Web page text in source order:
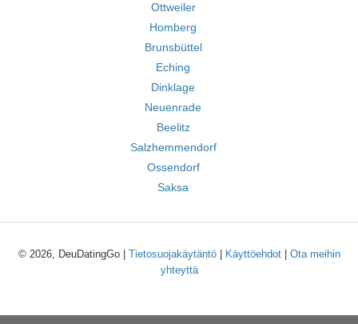
Ottweiler
Homberg
Brunsbüttel
Eching
Dinklage
Neuenrade
Beelitz
Salzhemmendorf
Ossendorf
Saksa
© 2026, DeuDatingGo | Tietosuojakäytäntö| Käyttöehdot| Ota meihin
yhteyttä